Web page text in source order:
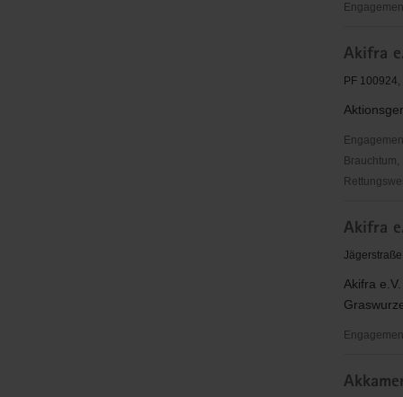
Sächsische
V.
Dresden
Akifra
PF
e.
V.
Akifra
Akifra
e.V.